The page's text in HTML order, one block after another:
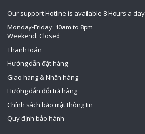
Our support Hotline is available 8 Hours a day
Monday-Friday: 10am to 8pm
Weekend: Closed
Thanh toán
Hướng dẫn đặt hàng
Giao hàng & Nhận hàng
Hướng dẫn đổi trả hàng
Chính sách bảo mật thông tin
Quy định bảo hành